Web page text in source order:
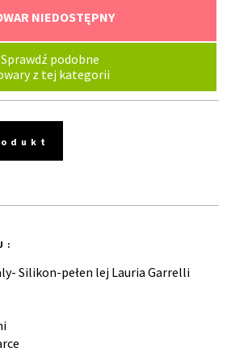
NIEDOSTĘPNY
Sprawdź podobne
z tej kategorii
Silikon-pełen lej Lauria Garrelli